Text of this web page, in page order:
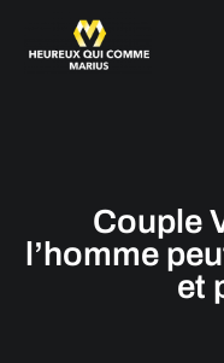
Couple
l’homme
et